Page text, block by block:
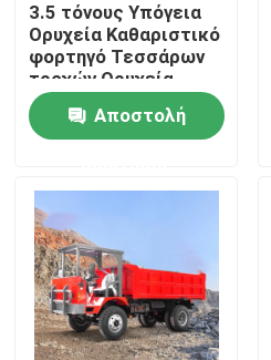
Αρχική Σελίδα
Προϊόντα
Βίντεο
Σχετικά με εμάς
3.5 τόνους Υπόγεια
Ορυχεία Καθαριστικό
φορτηγό Τεσσάρων
τροχών Ορυχεία
στενό άξονα
Αποστολή